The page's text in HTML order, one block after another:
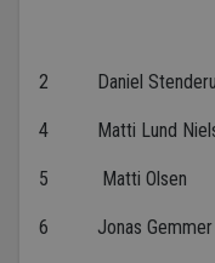
2 Daniel
4 Matti Lund
5 Matti
6